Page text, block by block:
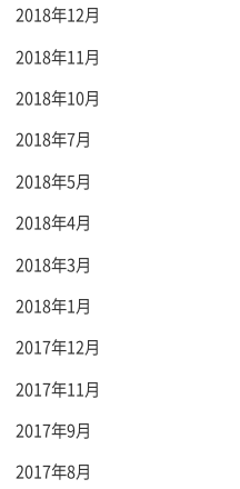
2018年12月
2018年11月
2018年10月
2018年7月
2018年5月
2018年4月
2018年3月
2018年1月
2017年12月
2017年11月
2017年9月
2017年8月